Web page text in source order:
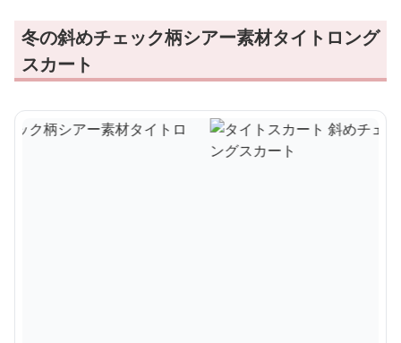
冬の斜めチェック柄シアー素材タイトロング
スカート